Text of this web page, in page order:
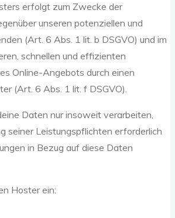
erfolgt zum Zwecke der
unseren potenziellen und
(Art. 6 Abs. 1 lit. b DSGVO) und im
schnellen und effizienten
Online-Angebots durch einen
(Art. 6 Abs. 1 lit. f DSGVO).
Daten nur insoweit verarbeiten,
seiner Leistungspflichten erforderlich
in Bezug auf diese Daten
Hoster ein: